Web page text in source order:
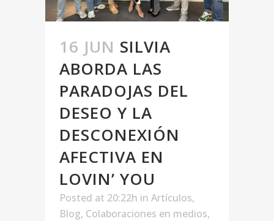
16 JUN SILVIA
ABORDA LAS
PARADOJAS DEL
DESEO Y LA
DESCONEXIÓN
AFECTIVA EN
LOVIN’ YOU
Posted at 20:22h in Artículos,
Blog, Colaboraciones en medios,